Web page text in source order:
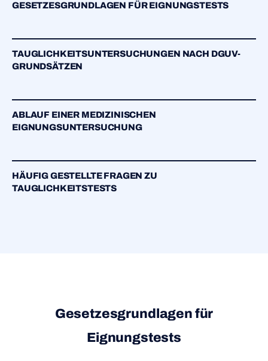
GESETZESGRUNDLAGEN FÜR EIGNUNGSTESTS
TAUGLICHKEITSUNTERSUCHUNGEN NACH DGUV-
GRUNDSÄTZEN
ABLAUF EINER MEDIZINISCHEN
EIGNUNGSUNTERSUCHUNG
HÄUFIG GESTELLTE FRAGEN ZU
TAUGLICHKEITSTESTS
Gesetzesgrundlagen für
Eignungstests